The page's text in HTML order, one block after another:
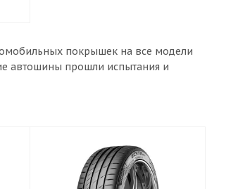
покрышек на все модели
автошины прошли испытания и